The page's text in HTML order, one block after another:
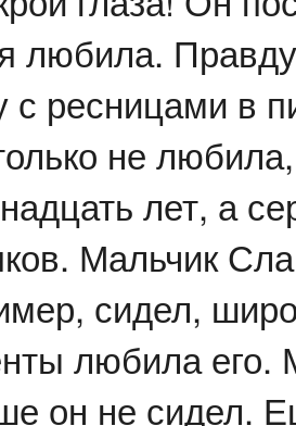
любила. Правду
ресницами в
не
лет, а
Мальчик
сидел,
любила его.
он не сидел.